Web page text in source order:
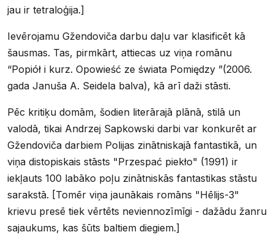
jau ir tetraloģija.]
Ievērojamu Gžendoviča darbu daļu var klasificēt kā
šausmas. Tas, pirmkārt, attiecas uz viņa romānu
“Popiół i kurz. Opowieść ze świata Pomiędzy ”(2006.
gada Januša A. Seidela balva), kā arī daži stāsti.
Pēc kritiķu domām, šodien literārajā plānā, stilā un
valodā, tikai Andrzej Sapkowski darbi var konkurēt ar
Gžendoviča darbiem Polijas zinātniskajā fantastikā, un
viņa distopiskais stāsts "Przespać piekło" (1991) ir
iekļauts 100 labāko poļu zinātniskās fantastikas stāstu
sarakstā. [Tomēr viņa jaunākais romāns "Hēlijs-3"
krievu presē tiek vērtēts neviennozīmīgi - dažādu žanru
sajaukums, kas šūts baltiem diegiem.]